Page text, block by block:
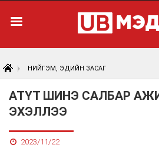
НИЙГЭМ, ЭДИЙН ЗАСАГ
АТҮТ ШИНЭ САЛБАР
ЭХЭЛЛЭЭ
2023/11/22